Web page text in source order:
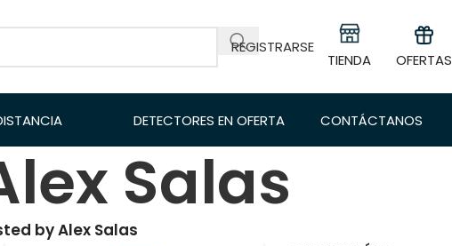
REGISTRARSE
TIENDA OFERTAS
DETECTORES EN OFERTA CONTÁCTANOS
Salas
by Alex Salas